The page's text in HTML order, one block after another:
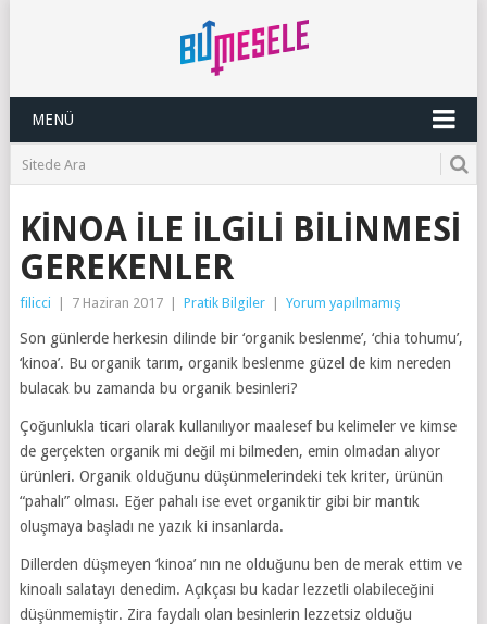
MENÜ
KINOA ILE İLGILI BILINMESI
GEREKENLER
filicci 7 Haziran 2017 Pratik Bilgiler Yorum yapılmamış
Son günlerde herkesin dilinde bir ‘organik beslenme’, ‘chia tohumu’,
‘kinoa’. Bu organik tarım, organik beslenme güzel de kim nereden
bulacak bu zamanda bu organik besinleri?
Çoğunlukla ticari olarak kullanılıyor maalesef bu kelimeler ve kimse
de gerçekten organik mi değil mi bilmeden, emin olmadan alıyor
ürünleri. Organik olduğunu düşünmelerindeki tek kriter, ürünün
“pahalı” olması. Eğer pahalı ise evet organiktir gibi bir mantık
oluşmaya başladı ne yazık ki insanlarda.
Dillerden düşmeyen ‘kinoa’ nın ne olduğunu ben de merak ettim ve
kinoalı salatayı denedim. Açıkçası bu kadar lezzetli olabileceğini
düşünmemiştir. Zira faydalı olan besinlerin lezzetsiz olduğu